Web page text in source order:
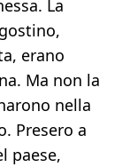
La
erano
Ma non la
nella
Presero a
paese,